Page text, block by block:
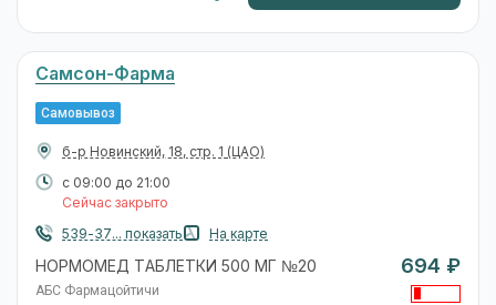
Самсон-Фарма
Самовывоз
б-р Новинский, 18, стр. 1 (ЦАО)
с 09:00 до 21:00
Сейчас закрыто
539-37... показать
На карте
НОРМОМЕД ТАБЛЕТКИ 500 МГ №20
АБС Фармацойтичи
694 ₽